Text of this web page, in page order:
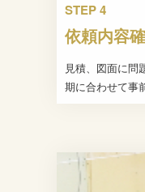
STEP 4
依頼内容
見積、図面に問
期に合わせて事